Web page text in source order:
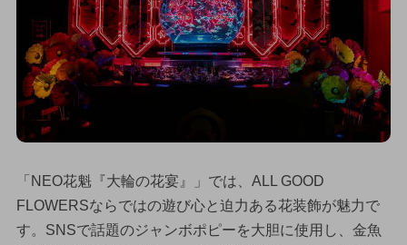
「NEO花魁『大輪の花宴』」では、ALL GOOD
FLOWERSならではの遊び心と迫力ある花装飾が魅力で
す。SNSで話題のジャンボポピーを大胆に使用し、金魚